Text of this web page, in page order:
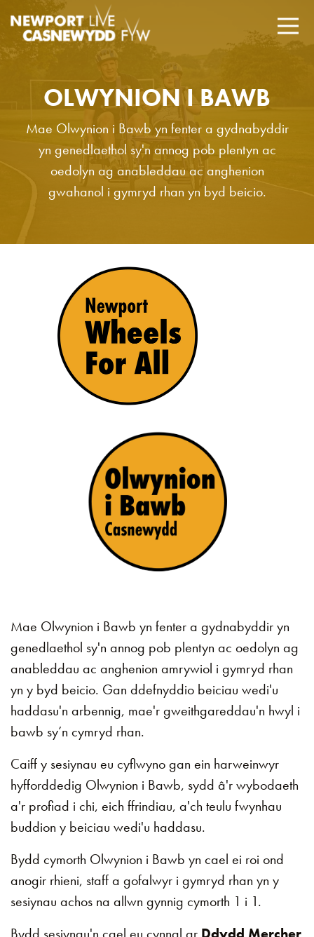
OLWYNION I BAWB
Mae Olwynion i Bawb yn fenter a gydnabyddir
yn genedlaethol sy'n annog pob plentyn ac
oedolyn ag anableddau ac anghenion
gwahanol i gymryd rhan yn byd beicio.
Mae Olwynion i Bawb yn fenter a gydnabyddir yn
genedlaethol sy'n annog pob plentyn ac oedolyn ag
anableddau ac anghenion amrywiol i gymryd rhan
yn y byd beicio. Gan ddefnyddio beiciau wedi'u
haddasu'n arbennig, mae'r gweithgareddau'n hwyl i
bawb sy’n cymryd rhan.
Caiff y sesiynau eu cyflwyno gan ein harweinwyr
hyfforddedig Olwynion i Bawb, sydd â'r wybodaeth
a'r profiad i chi, eich ffrindiau, a'ch teulu fwynhau
buddion y beiciau wedi'u haddasu.
Bydd cymorth Olwynion i Bawb yn cael ei roi ond
anogir rhieni, staff a gofalwyr i gymryd rhan yn y
sesiynau achos na allwn gynnig cymorth 1 i 1.